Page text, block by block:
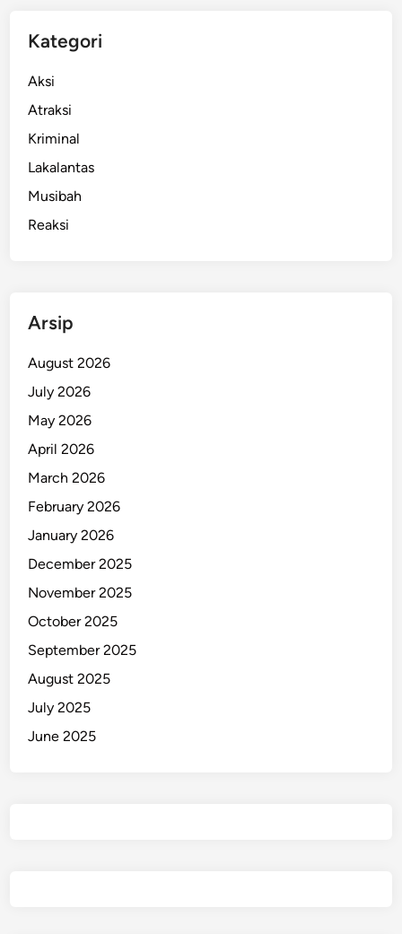
Kategori
Aksi
Atraksi
Kriminal
Lakalantas
Musibah
Reaksi
Arsip
August 2026
July 2026
May 2026
April 2026
March 2026
February 2026
January 2026
December 2025
November 2025
October 2025
September 2025
August 2025
July 2025
June 2025